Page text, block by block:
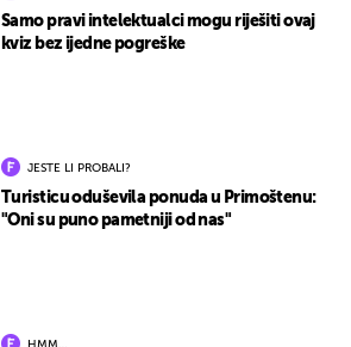
Samo pravi intelektualci mogu riješiti ovaj
kviz bez ijedne pogreške
JESTE LI PROBALI?
Turisticu oduševila ponuda u Primoštenu:
"Oni su puno pametniji od nas"